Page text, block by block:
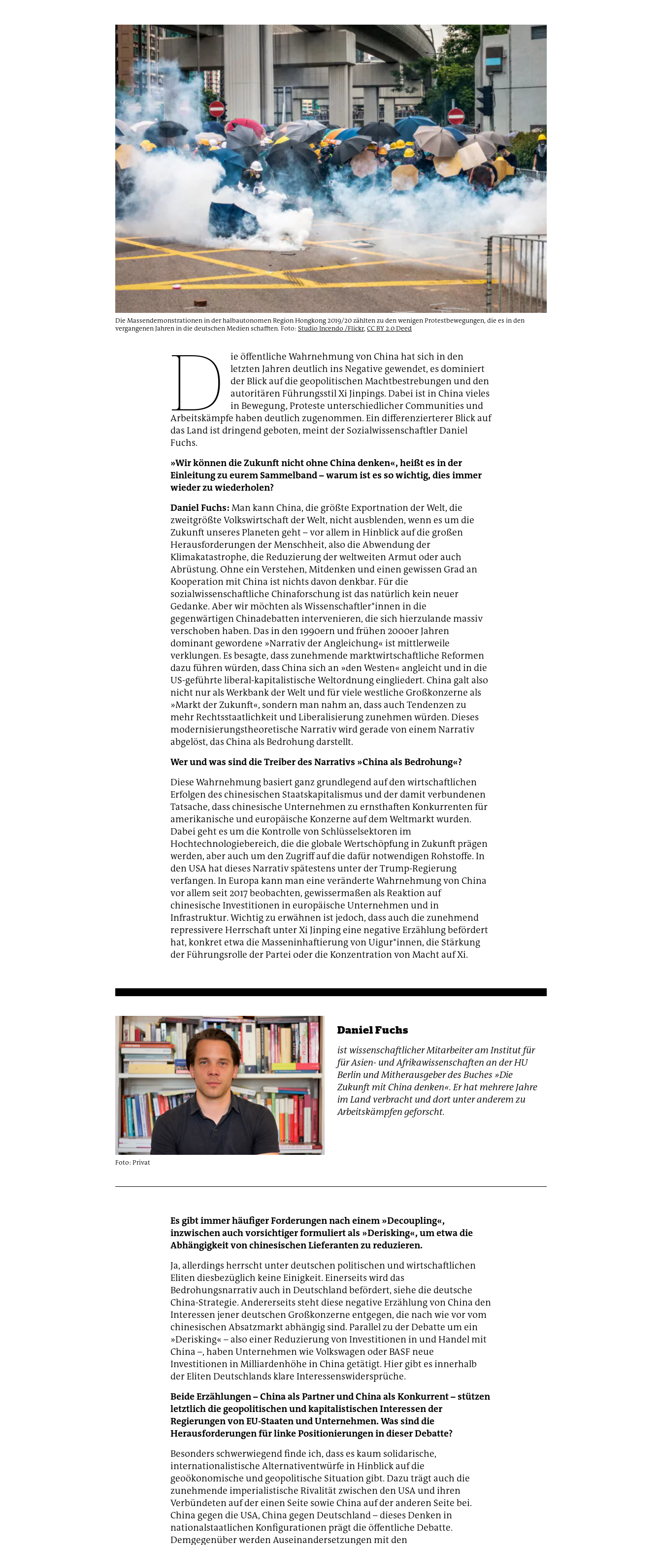
Die Massendemonstrationen in der halbautonomen Region Hongkong 2019/20 zählten zu den wenigen Protestbewegungen, die es in den
vergangenen Jahren in die deutschen Medien schafften. Foto: Studio Incendo /Flickr, CC BY 2.0 Deed
D
ie öffentliche Wahrnehmung von China hat sich in den
letzten Jahren deutlich ins Negative gewendet, es dominiert
der Blick auf die geopolitischen Machtbestrebungen und den
autoritären Führungsstil Xi Jinpings. Dabei ist in China vieles
in Bewegung, Proteste unterschiedlicher Communities und
Arbeitskämpfe haben deutlich zugenommen. Ein differenzierterer Blick auf
das Land ist dringend geboten, meint der Sozialwissenschaftler Daniel
Fuchs.
»Wir können die Zukunft nicht ohne China denken«, heißt es in der
Einleitung zu eurem Sammelband – warum ist es so wichtig, dies immer
wieder zu wiederholen?
Daniel Fuchs: Man kann China, die größte Exportnation der Welt, die
zweitgrößte Volkswirtschaft der Welt, nicht ausblenden, wenn es um die
Zukunft unseres Planeten geht – vor allem in Hinblick auf die großen
Herausforderungen der Menschheit, also die Abwendung der
Klimakatastrophe, die Reduzierung der weltweiten Armut oder auch
Abrüstung. Ohne ein Verstehen, Mitdenken und einen gewissen Grad an
Kooperation mit China ist nichts davon denkbar. Für die
sozialwissenschaftliche Chinaforschung ist das natürlich kein neuer
Gedanke. Aber wir möchten als Wissenschaftler*innen in die
gegenwärtigen Chinadebatten intervenieren, die sich hierzulande massiv
verschoben haben. Das in den 1990ern und frühen 2000er Jahren
dominant gewordene »Narrativ der Angleichung« ist mittlerweile
verklungen. Es besagte, dass zunehmende marktwirtschaftliche Reformen
dazu führen würden, dass China sich an »den Westen« angleicht und in die
US-geführte liberal-kapitalistische Weltordnung eingliedert. China galt also
nicht nur als Werkbank der Welt und für viele westliche Großkonzerne als
»Markt der Zukunft«, sondern man nahm an, dass auch Tendenzen zu
mehr Rechtsstaatlichkeit und Liberalisierung zunehmen würden. Dieses
modernisierungstheoretische Narrativ wird gerade von einem Narrativ
abgelöst, das China als Bedrohung darstellt.
Wer und was sind die Treiber des Narrativs »China als Bedrohung«?
Diese Wahrnehmung basiert ganz grundlegend auf den wirtschaftlichen
Erfolgen des chinesischen Staatskapitalismus und der damit verbundenen
Tatsache, dass chinesische Unternehmen zu ernsthaften Konkurrenten für
amerikanische und europäische Konzerne auf dem Weltmarkt wurden.
Dabei geht es um die Kontrolle von Schlüsselsektoren im
Hochtechnologiebereich, die die globale Wertschöpfung in Zukunft prägen
werden, aber auch um den Zugriff auf die dafür notwendigen Rohstoffe. In
den USA hat dieses Narrativ spätestens unter der Trump-Regierung
verfangen. In Europa kann man eine veränderte Wahrnehmung von China
vor allem seit 2017 beobachten, gewissermaßen als Reaktion auf
chinesische Investitionen in europäische Unternehmen und in
Infrastruktur. Wichtig zu erwähnen ist jedoch, dass auch die zunehmend
repressivere Herrschaft unter Xi Jinping eine negative Erzählung befördert
hat, konkret etwa die Masseninhaftierung von Uigur*innen, die Stärkung
der Führungsrolle der Partei oder die Konzentration von Macht auf Xi.
Foto: Privat
Daniel Fuchs
ist wissenschaftlicher Mitarbeiter am Institut für
für Asien- und Afrikawissenschaften an der HU
Berlin und Mitherausgeber des Buches »Die
Zukunft mit China denken«. Er hat mehrere Jahre
im Land verbracht und dort unter anderem zu
Arbeitskämpfen geforscht.
Es gibt immer häufiger Forderungen nach einem »Decoupling«,
inzwischen auch vorsichtiger formuliert als »Derisking«, um etwa die
Abhängigkeit von chinesischen Lieferanten zu reduzieren.
Ja, allerdings herrscht unter deutschen politischen und wirtschaftlichen
Eliten diesbezüglich keine Einigkeit. Einerseits wird das
Bedrohungsnarrativ auch in Deutschland befördert, siehe die deutsche
China-Strategie. Andererseits steht diese negative Erzählung von China den
Interessen jener deutschen Großkonzerne entgegen, die nach wie vor vom
chinesischen Absatzmarkt abhängig sind. Parallel zu der Debatte um ein
»Derisking« – also einer Reduzierung von Investitionen in und Handel mit
China –, haben Unternehmen wie Volkswagen oder BASF neue
Investitionen in Milliardenhöhe in China getätigt. Hier gibt es innerhalb
der Eliten Deutschlands klare Interessenswidersprüche.
Beide Erzählungen – China als Partner und China als Konkurrent – stützen
letztlich die geopolitischen und kapitalistischen Interessen der
Regierungen von EU-Staaten und Unternehmen. Was sind die
Herausforderungen für linke Positionierungen in dieser Debatte?
Besonders schwerwiegend finde ich, dass es kaum solidarische,
internationalistische Alternativentwürfe in Hinblick auf die
geoökonomische und geopolitische Situation gibt. Dazu trägt auch die
zunehmende imperialistische Rivalität zwischen den USA und ihren
Verbündeten auf der einen Seite sowie China auf der anderen Seite bei.
China gegen die USA, China gegen Deutschland – dieses Denken in
nationalstaatlichen Konfigurationen prägt die öffentliche Debatte.
Demgegenüber werden Auseinandersetzungen mit den